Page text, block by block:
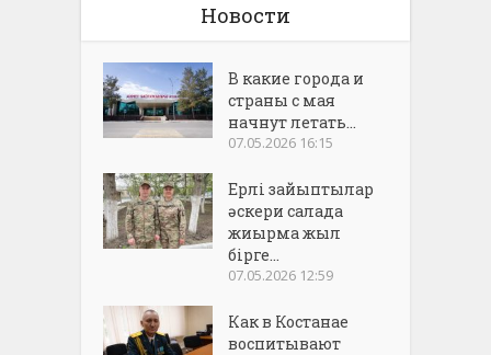
Новости
В какие города и
страны с мая
начнут летать...
07.05.2026 16:15
Ерлі зайыптылар
әскери салада
жиырма жыл
бірге...
07.05.2026 12:59
Как в Костанае
воспитывают